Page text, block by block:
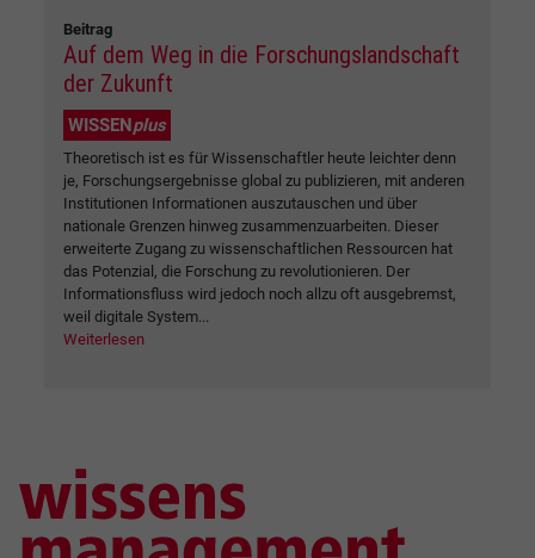
Beitrag
Auf dem Weg in die Forschungslandschaft
der Zukunft
WISSENplus
Theoretisch ist es für Wissenschaftler heute leichter denn
je, Forschungsergebnisse global zu publizieren, mit anderen
Institutionen Informationen auszutauschen und über
nationale Grenzen hinweg zusammenzuarbeiten. Dieser
erweiterte Zugang zu wissenschaftlichen Ressourcen hat
das Potenzial, die Forschung zu revolutionieren. Der
Informationsfluss wird jedoch noch allzu oft ausgebremst,
weil digitale System...
Weiterlesen